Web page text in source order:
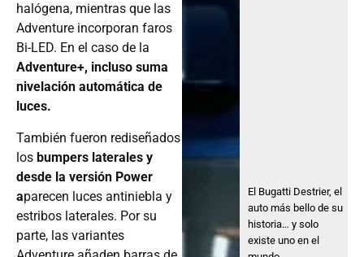
halógena, mientras que las
Adventure incorporan faros
Bi-LED. En el caso de la
Adventure+, incluso suma
nivelación automática de
luces.
También fueron rediseñados
los bumpers laterales y
desde la versión Power
aparecen luces antiniebla y
estribos laterales. Por su
parte, las variantes
El Bugatti Destrier, el
auto más bello de su
historia… y solo
existe uno en el